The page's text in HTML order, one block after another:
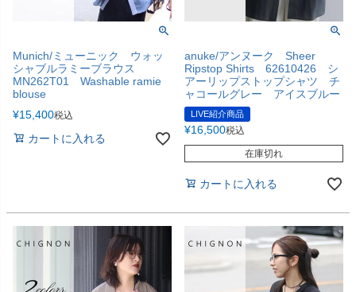
Munich/ミューニック ウォッ
シャブルラミーブラウス
MN262T01 Washable ramie
blouse
¥15,400税込
カートに入れる
anuke/アンヌーク Sheer
Ripstop Shirts 62610426 シ
アーリップストップシャツ チ
ャコールグレー アイスブルー
LIVE紹介商品
¥16,500税込
在庫切れ
カートに入れる